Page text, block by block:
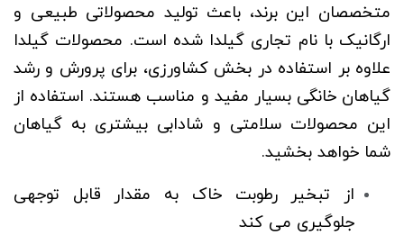
متخصصان این برند، باعث تولید محصولاتی طبیعی و
ارگانیک با نام تجاری گیلدا شده است. محصولات گیلدا
علاوه بر استفاده در بخش کشاورزی، برای پرورش و رشد
گیاهان خانگی بسیار مفید و مناسب هستند. استفاده از
این محصولات سلامتی و شادابی بیشتری به گیاهان
شما خواهد بخشید.
از تبخیر رطوبت خاک به مقدار قابل توجهی
جلوگیری می کند